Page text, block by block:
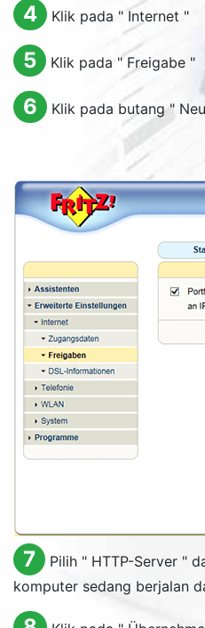
4 Klik pada " Internet "
5 Klik pada " Freigabe"
6 Klik pada butang "
7 Pilih " HTTP-Server"
komputer sedang berjalan